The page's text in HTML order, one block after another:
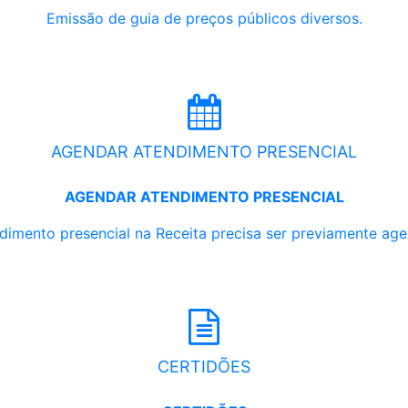
Emissão de guia de preços públicos diversos.
AGENDAR ATENDIMENTO PRESENCIAL
AGENDAR ATENDIMENTO PRESENCIAL
presencial na Receita precisa ser previamente
CERTIDÕES